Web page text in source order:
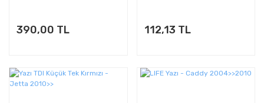
390,00 TL 112,13 TL